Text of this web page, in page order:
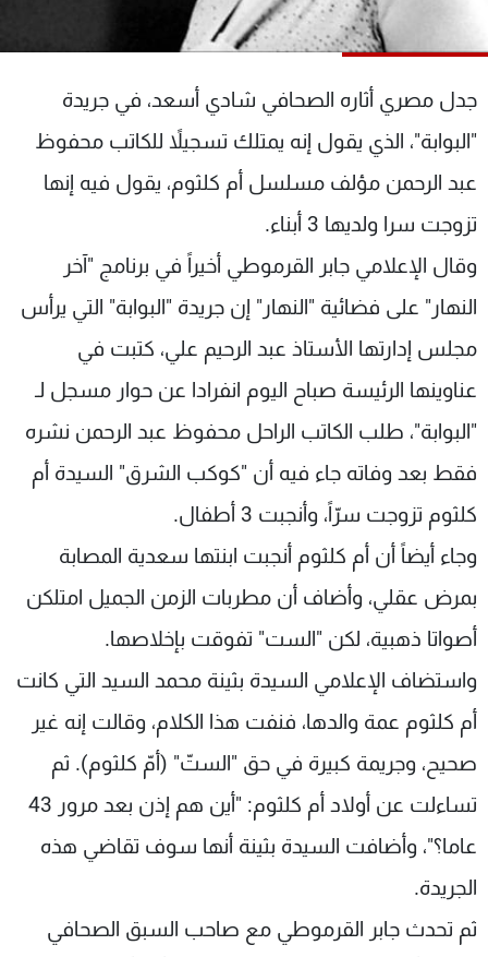
جدل مصري أثاره الصحافي شادي أسعد، في جريدة
"البوابة"، الذي يقول إنه يمتلك تسجيلاً للكاتب محفوظ
عبد الرحمن مؤلف مسلسل أم كلثوم، يقول فيه إنها
تزوجت سرا ولديها 3 أبناء.
وقال الإعلامي جابر القرموطي أخيراً في برنامج "آخر
النهار" على فضائية "النهار" إن جريدة "البوابة" التي يرأس
مجلس إدارتها الأستاذ عبد الرحيم علي، كتبت في
عناوينها الرئيسة صباح اليوم انفرادا عن حوار مسجل لـ
"البوابة"، طلب الكاتب الراحل محفوظ عبد الرحمن نشره
فقط بعد وفاته جاء فيه أن "كوكب الشرق" السيدة أم
كلثوم تزوجت سرّاً، وأنجبت 3 أطفال.
وجاء أيضاً أن أم كلثوم أنجبت ابنتها سعدية المصابة
بمرض عقلي، وأضاف أن مطربات الزمن الجميل امتلكن
أصواتا ذهبية، لكن "الست" تفوقت بإخلاصها.
واستضاف الإعلامي السيدة بثينة محمد السيد التي كانت
أم كلثوم عمة والدها، فنفت هذا الكلام، وقالت إنه غير
صحيح، وجريمة كبيرة في حق "الستّ" (أمّ كلثوم). ثم
تساءلت عن أولاد أم كلثوم: "أين هم إذن بعد مرور 43
عاما؟"، وأضافت السيدة بثينة أنها سوف تقاضي هذه
الجريدة.
ثم تحدث جابر القرموطي مع صاحب السبق الصحافي
شاهد البرامج
الترددات
الإنـتـاج
تواصل معنا
شروط الإسـتخدام
سياسة الخصوصية